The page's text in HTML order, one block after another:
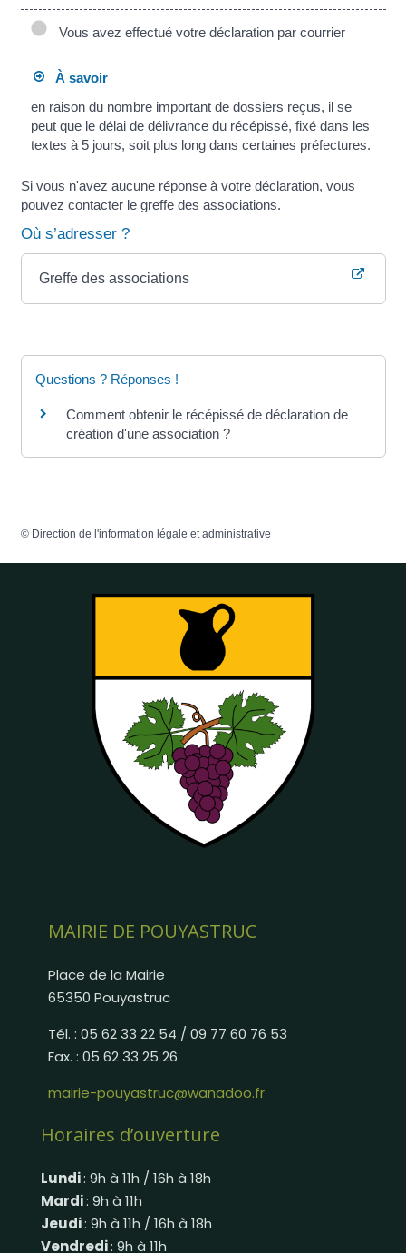
Vous avez effectué votre déclaration par courrier
À savoir
en raison du nombre important de dossiers reçus, il se
peut que le délai de délivrance du récépissé, fixé dans les
textes à 5 jours, soit plus long dans certaines préfectures.
Si vous n'avez aucune réponse à votre déclaration, vous
pouvez contacter le greffe des associations.
Où s’adresser ?
Greffe des associations
Questions ? Réponses !
Comment obtenir le récépissé de déclaration de
création d'une association ?
© Direction de l'information légale et administrative
MAIRIE DE POUYASTRUC
Place de la Mairie
65350 Pouyastruc
Tél. : 05 62 33 22 54 / 09 77 60 76 53
Fax. : 05 62 33 25 26
mairie-pouyastruc@wanadoo.fr
Horaires d’ouverture
Lundi: 9h à 11h / 16h à 18h
Mardi: 9h à 11h
Jeudi: 9h à 11h / 16h à 18h
Vendredi: 9h à 11h